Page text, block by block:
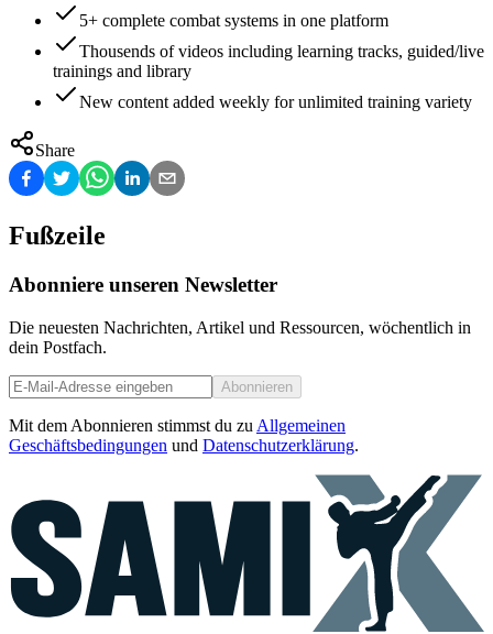
5+ complete combat systems in one platform
Thousends of videos including learning tracks, guided/live
trainings and library
New content added weekly for unlimited training variety
Share
Fußzeile
Abonniere unseren Newsletter
Die neuesten Nachrichten, Artikel und Ressourcen, wöchentlich in
dein Postfach.
Abonnieren
Mit dem Abonnieren stimmst du zu Allgemeinen
Geschäftsbedingungen und Datenschutzerklärung.